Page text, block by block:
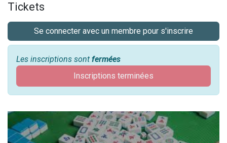
Tickets
Se connecter avec un membre pour s'inscrire
Les inscriptions sont fermées
Inscriptions terminées